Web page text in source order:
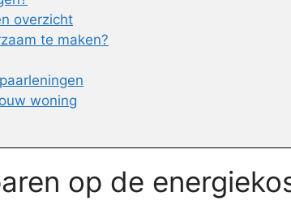
overzicht
te maken?
woning
op de